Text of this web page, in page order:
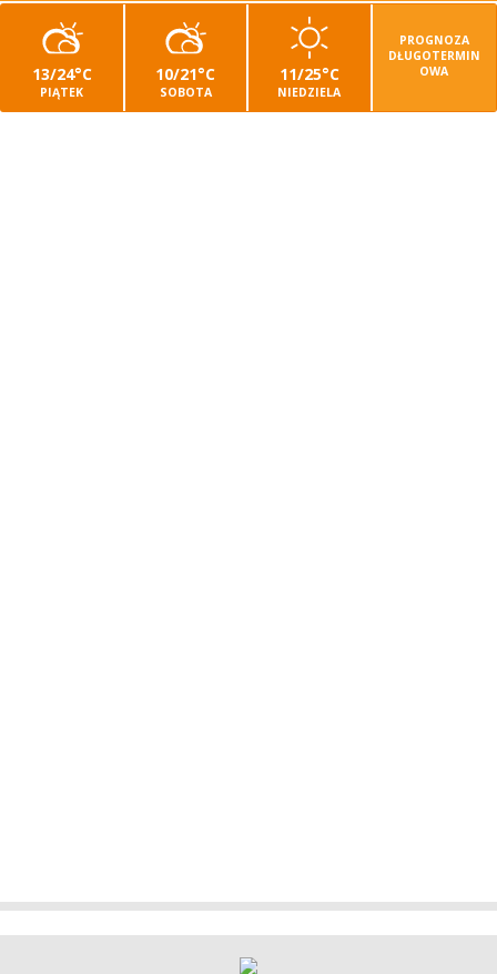
13/24°C
PIĄTEK
10/21°C
SOBOTA
11/25°C
NIEDZIELA
PROGNOZA
DŁUGOTERMIN
OWA